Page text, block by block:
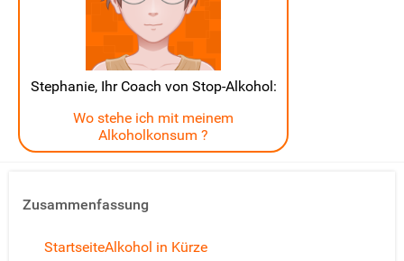
Stephanie, Ihr Coach von Stop-Alkohol:
Wo stehe ich mit meinem
Alkoholkonsum ?
Zusammenfassung
StartseiteAlkohol in Kürze